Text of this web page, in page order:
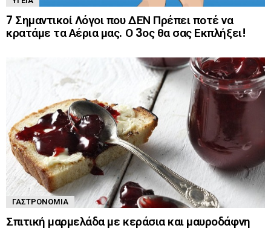
7 Σημαντικοί Λόγοι που ΔΕΝ Πρέπει ποτέ να
κρατάμε τα Αέρια μας. Ο 3ος θα σας Εκπλήξει!
ΓΑΣΤΡΟΝΟΜΊΑ
Σπιτική μαρμελάδα με κεράσια και μαυροδάφνη